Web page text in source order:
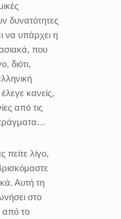
δυνατότητες
να υπάρχει η
που
διότι,
κανείς,
από τις
πείτε λίγο,
Αυτή τη
στο
από το